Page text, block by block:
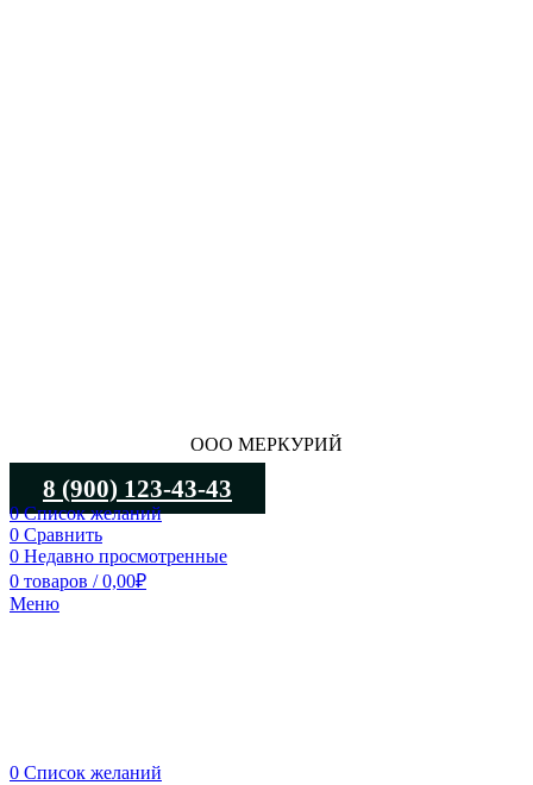
ООО МЕРКУРИЙ
8 (900) 123-43-43
0Список желаний
0 Сравнить
0 Недавно просмотренные
0 товаров / 0,00₽
Меню
0 Список желаний